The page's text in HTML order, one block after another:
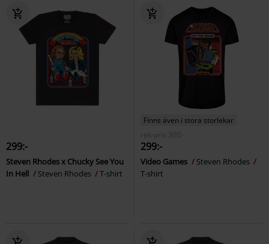
299:-
Steven Rhodes x Chucky See You
In Hell
Steven Rhodes T-shirt
Finns även i stora storlekar
rek-pris
300:-
299:-
Video Games
Steven Rhodes
T-shirt